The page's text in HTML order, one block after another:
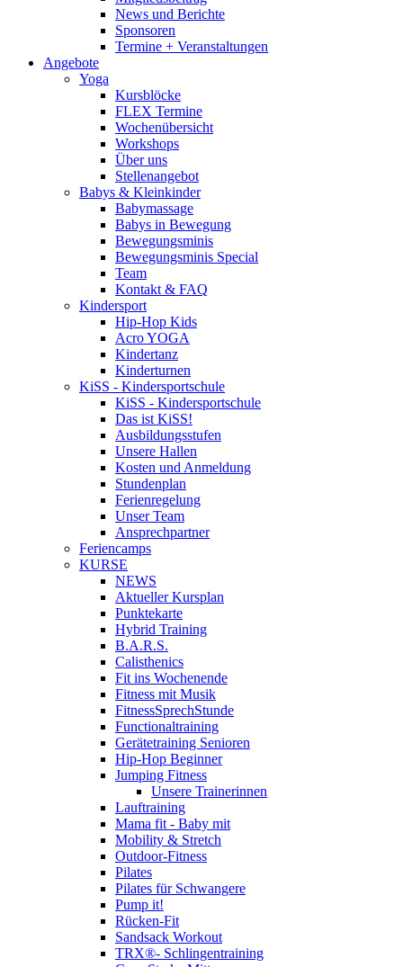
News und Berichte
Sponsoren
Termine + Veranstaltungen
Angebote
Yoga
Kursblöcke
FLEX Termine
Wochenübersicht
Workshops
Über uns
Stellenangebot
Babys & Kleinkinder
Babymassage
Babys in Bewegung
Bewegungsminis
Bewegungsminis Special
Team
Kontakt & FAQ
Kindersport
Hip-Hop Kids
Acro YOGA
Kindertanz
Kinderturnen
KiSS - Kindersportschule
KiSS - Kindersportschule
Das ist KiSS!
Ausbildungsstufen
Unsere Hallen
Kosten und Anmeldung
Stundenplan
Ferienregelung
Unser Team
Ansprechpartner
Feriencamps
KURSE
NEWS
Aktueller Kursplan
Punktekarte
Hybrid Training
B.A.R.S.
Calisthenics
Fit ins Wochenende
Fitness mit Musik
FitnessSprechStunde
Functionaltraining
Gerätetraining Senioren
Hip-Hop Beginner
Jumping Fitness
Unsere Trainerinnen
Lauftraining
Mama fit - Baby mit
Mobility & Stretch
Outdoor-Fitness
Pilates
Pilates für Schwangere
Pump it!
Rücken-Fit
Sandsack Workout
TRX®- Schlingentraining